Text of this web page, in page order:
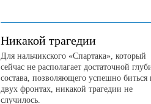
Никакой трагедии
Для нальчикского «Спартака», который
сейчас не располагает достаточной
состава, позволяющего успешно биться
двух фронтах, никакой трагедии не
случилось.